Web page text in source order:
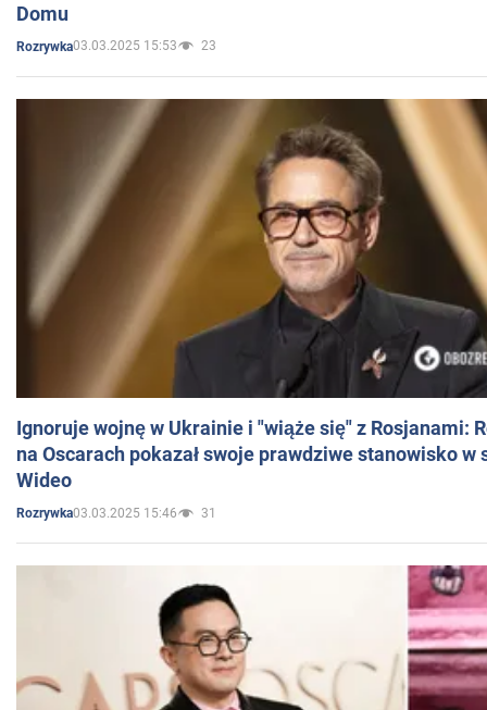
Domu
Rozrywka03.03.2025 15:53 23
Ignoruje wojnę w Ukrainie i "wiąże się" z Rosjanami:
na Oscarach pokazał swoje prawdziwe stanowisko w
Wideo
Rozrywka03.03.2025 15:46 31